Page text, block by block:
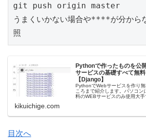
git push origin master
うまくいかない場合や****が分から
照
Pythonで作ったものを公
サービスの基礎すべて無料
【Django】
PythonでWebサービスを作り
ころまで紹介します。パソコ
料のWEBサービスのみ使用大手
kikuichige.com
目次へ